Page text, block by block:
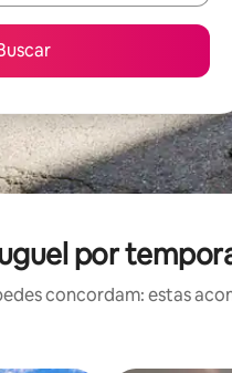
por
concordam: estas